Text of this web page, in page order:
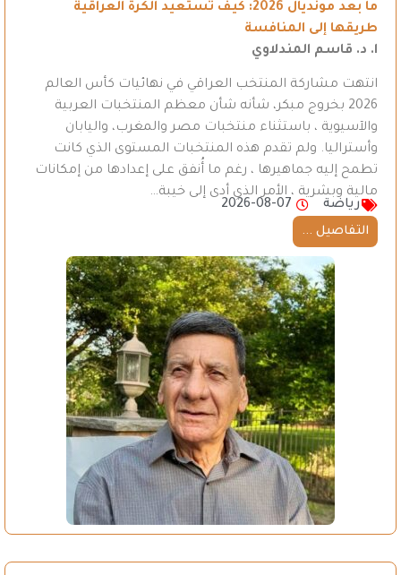
ما بعد مونديال 2026: كيف تستعيد الكرة العراقية
طريقها إلى المنافسة
ا. د. قاسم المندلاوي
انتهت مشاركة المنتخب العراقي في نهائيات كأس العالم
2026 بخروج مبكر، شأنه شأن معظم المنتخبات العربية
والآسيوية ، باستثناء منتخبات مصر والمغرب، واليابان
وأستراليا. ولم تقدم هذه المنتخبات المستوى الذي كانت
تطمح إليه جماهيرها ، رغم ما أُنفق على إعدادها من إمكانات
مالية وبشرية ، الأمر الذي أدى إلى خيبة…
رياضة
2026-08-07
التفاصيل ...